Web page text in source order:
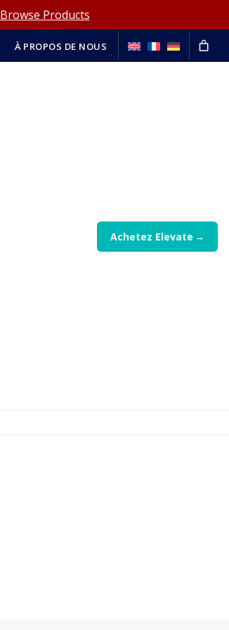
Browse Products
À PROPOS DE NOUS
Achetez Elevate